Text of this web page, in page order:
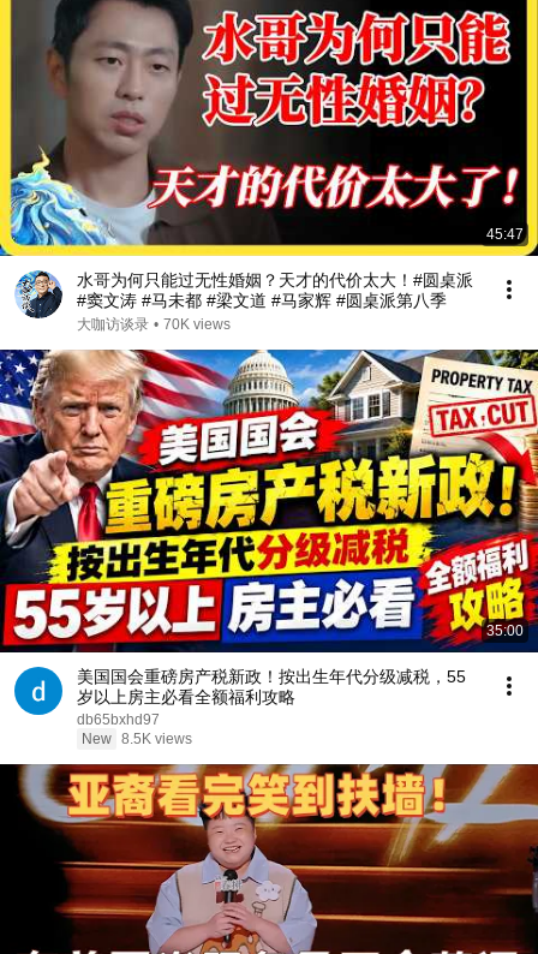
45:47
水哥为何只能过无性婚姻？天才的代价太大！#圆桌派
#窦文涛 #马未都 #梁文道 #马家辉 #圆桌派第八季
大咖访谈录 • 70K views
35:00
美国国会重磅房产税新政！按出生年代分级减税，55
岁以上房主必看全额福利攻略
db65bxhd97
New 8.5K views